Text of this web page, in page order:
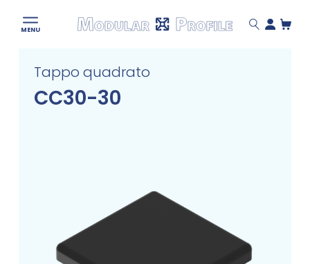
content
MENU
Modular
Tappo quadrato
CC30-30